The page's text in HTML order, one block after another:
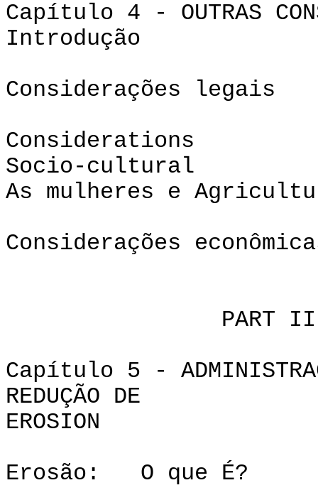
Capítulo 4 - OUTRAS
Introdução
Considerações legais
Socio-cultural
As mulheres e
Considerações
PART III:
Capítulo 5 -
REDUÇÃO DE
Erosão: O que É?